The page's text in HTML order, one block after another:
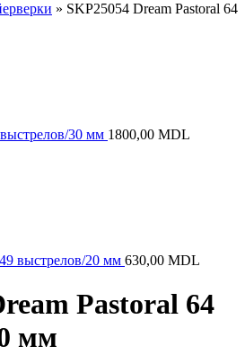
» SKP25054 Dream Pastoral 64
30 мм 1800,00 MDL
выстрелов/20 мм 630,00 MDL
Pastoral 64
мм